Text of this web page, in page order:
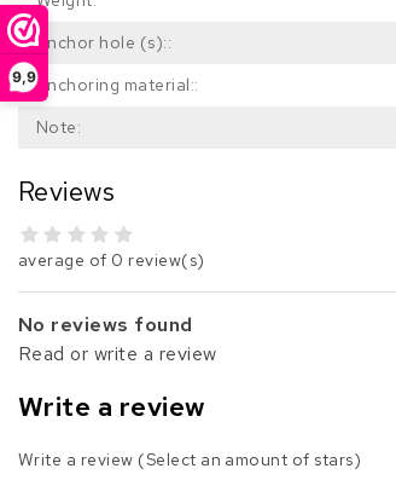
9,9
Anchor hole (s)::
Anchoring material::
Note:
Reviews
average of 0 review(s)
No reviews found
Read or write a review
Write a review
Write a review (Select an amount of stars)